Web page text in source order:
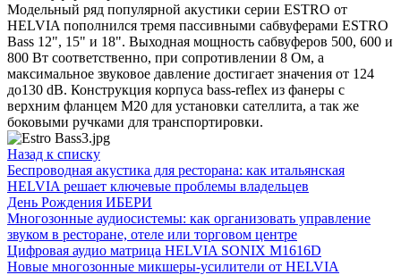
Модельный ряд популярной акустики серии ESTRO от
HELVIA пополнился тремя пассивными сабвуферами ESTRO
Bass 12", 15" и 18". Выходная мощность сабвуферов 500, 600 и
800 Вт соответственно, при сопротивлении 8 Ом, а
максимальное звуковое давление достигает значения от 124
до130 dB. Конструкция корпуса bass-reflex из фанеры с
верхним фланцем M20 для установки сателлита, а так же
боковыми ручками для транспортировки.
Назад к списку
Беспроводная акустика для ресторана: как итальянская
HELVIA решает ключевые проблемы владельцев
День Рождения ИБЕРИ
Многозонные аудиосистемы: как организовать управление
звуком в ресторане, отеле или торговом центре
Цифровая аудио матрица HELVIA SONIX M1616D
Новые многозонные микшеры-усилители от HELVIA